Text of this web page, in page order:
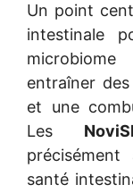
Un point
intestinale
entraîner
et une
Les
santé